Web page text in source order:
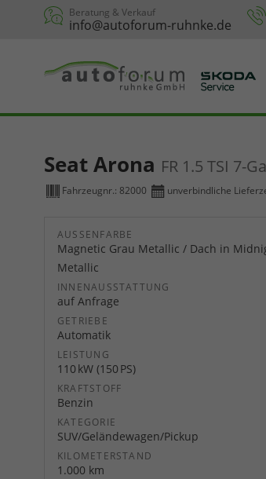
Beratung & Verkauf
info@autoforum-ruhnke.de
Seat Arona FR 1.5 TSI 7-
Fahrzeugnr.: 82000 unverbindliche
AUSSENFARBE
Magnetic Grau Metallic / Dach in
Metallic
INNENAUSSTATTUNG
auf Anfrage
GETRIEBE
Automatik
LEISTUNG
110 kW (150 PS)
KRAFTSTOFF
Benzin
KATEGORIE
SUV/Geländewagen/Pickup
KILOMETERSTAND
1.000 km